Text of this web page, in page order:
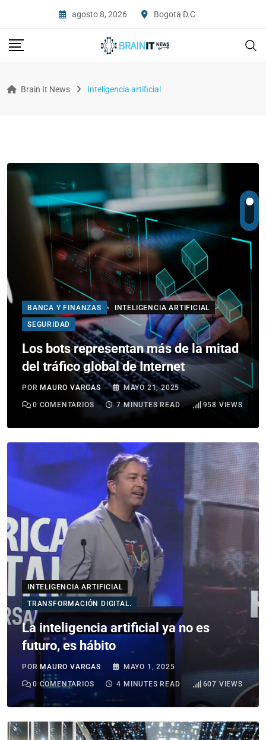
agosto 8, 2026 Bogotá D.C
Brain It News Inteligencia artificial
BANCA Y FINANZAS
INTELIGENCIA ARTIFICIAL
SEGURIDAD
Los bots representan más de la mitad
del tráfico global de Internet
POR MAURO VARGAS MAYO 21, 2025
0 COMENTARIOS 7 MINUTES READ 958 VIEWS
INTELIGENCIA ARTIFICIAL
TRANSFORMACIÓN DIGITAL.
La inteligencia artificial ya no es
futuro, es hábito
POR MAURO VARGAS MAYO 1, 2025
0 COMENTARIOS 4 MINUTES READ 607 VIEWS